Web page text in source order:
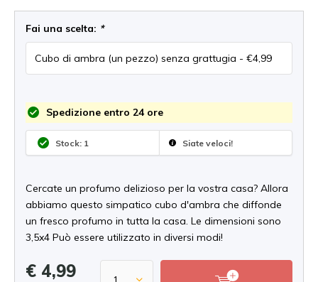
Fai una scelta: *
Spedizione entro 24 ore
Stock: 1 Siate veloci!
Cercate un profumo delizioso per la vostra casa? Allora
abbiamo questo simpatico cubo d'ambra che diffonde
un fresco profumo in tutta la casa. Le dimensioni sono
3,5x4 Può essere utilizzato in diversi modi!
€ 4,99